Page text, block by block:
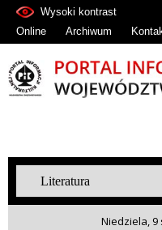
Wysoki kontrast
Online
Archiwum
Niedziela, 9